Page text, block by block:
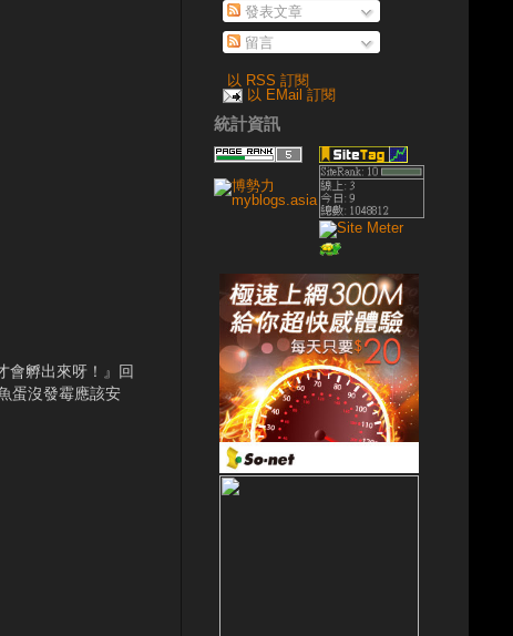
會孵出來呀！』回
蛋沒發霉應該安
發表文章
留言
以 RSS 訂閱
以 EMail 訂閱
統計資訊